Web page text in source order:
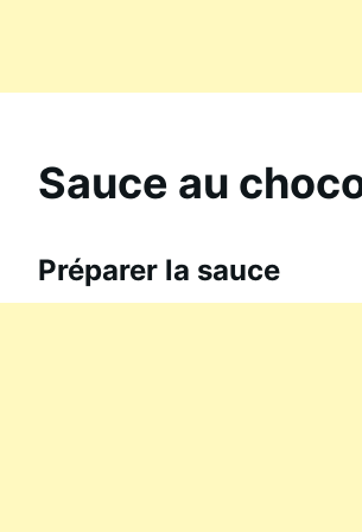
Sauce au
Préparer la sauce